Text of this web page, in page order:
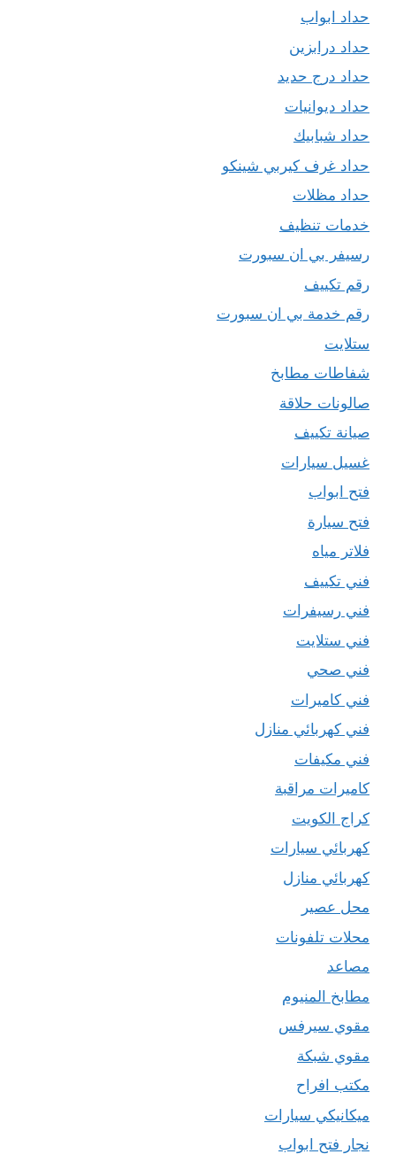
حداد ابواب
حداد درابزين
حداد درج حديد
حداد ديوانيات
حداد شبابيك
حداد غرف كيربي شينكو
حداد مظلات
خدمات تنظيف
رسيفر بي ان سبورت
رقم تكييف
رقم خدمة بي ان سبورت
ستلايت
شفاطات مطابخ
صالونات حلاقة
صيانة تكييف
غسيل سيارات
فتح ابواب
فتح سيارة
فلاتر مياه
فني تكييف
فني رسيفرات
فني ستلايت
فني صحي
فني كاميرات
فني كهربائي منازل
فني مكيفات
كاميرات مراقبة
كراج الكويت
كهربائي سيارات
كهربائي منازل
محل عصير
محلات تلفونات
مصاعد
مطابخ المنيوم
مقوي سيرفس
مقوي شبكة
مكتب افراح
ميكانيكي سيارات
نجار فتح ابواب